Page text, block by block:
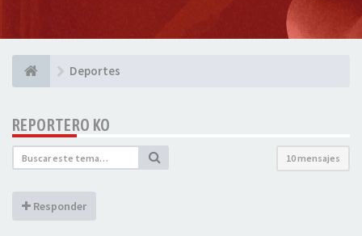
Deportes
REPORTERO KO
10 mensajes
Responder